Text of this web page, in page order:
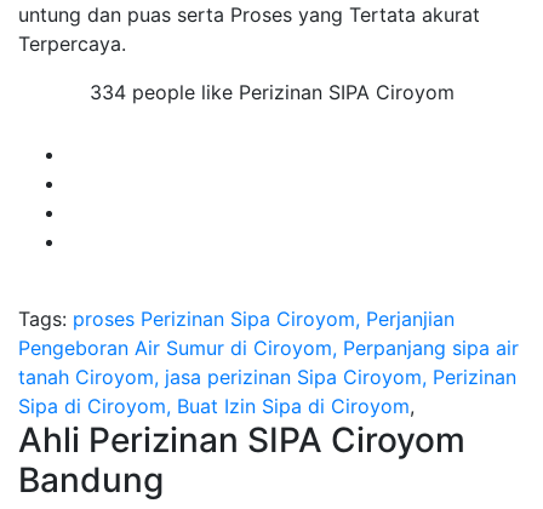
untung dan puas serta Proses yang Tertata akurat
Terpercaya.
334 people like Perizinan SIPA Ciroyom
Tags: proses Perizinan Sipa Ciroyom, Perjanjian
Pengeboran Air Sumur di Ciroyom, Perpanjang sipa air
tanah Ciroyom, jasa perizinan Sipa Ciroyom, Perizinan
Sipa di Ciroyom, Buat Izin Sipa di Ciroyom,
Ahli Perizinan SIPA Ciroyom
Bandung